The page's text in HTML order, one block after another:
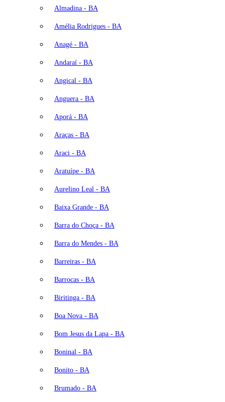
Almadina - BA
Amélia Rodrigues - BA
Anagé - BA
Andaraí - BA
Angical - BA
Anguera - BA
Aporá - BA
Araças - BA
Araci - BA
Aratuípe - BA
Aurelino Leal - BA
Baixa Grande - BA
Barra do Choça - BA
Barra do Mendes - BA
Barreiras - BA
Barrocas - BA
Biritinga - BA
Boa Nova - BA
Bom Jesus da Lapa - BA
Boninal - BA
Bonito - BA
Brumado - BA